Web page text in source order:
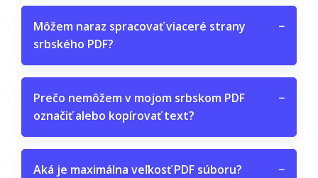
Môžem naraz spracovať viaceré strany
srbského PDF?
−
Prečo nemôžem v mojom srbskom PDF
označiť alebo kopírovať text?
−
Aká je maximálna veľkosť PDF súboru? −